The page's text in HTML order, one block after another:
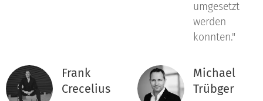
umgesetzt
werden
konnten."
Frank
Crecelius
Michael
Trübger